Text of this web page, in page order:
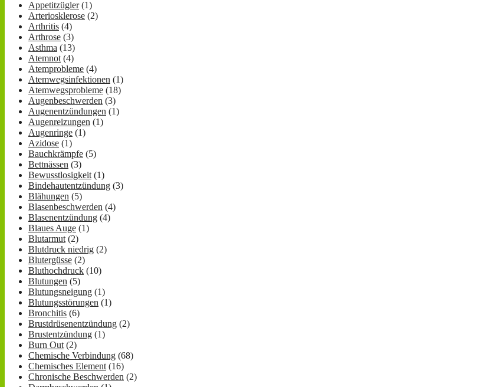
Appetitzügler(1)
Arteriosklerose (2)
Arthritis (4)
Arthrose (3)
Asthma (13)
Atemnot (4)
Atemprobleme (4)
Atemwegsinfektionen (1)
Atemwegsprobleme (18)
Augenbeschwerden (3)
Augenentzündungen (1)
Augenreizungen (1)
Augenringe (1)
Azidose (1)
Bauchkrämpfe (5)
Bettnässen (3)
Bewusstlosigkeit (1)
Bindehautentzündung (3)
Blähungen (5)
Blasenbeschwerden (4)
Blasenentzündung (4)
Blaues Auge (1)
Blutarmut (2)
Blutdruck niedrig (2)
Blutergüsse (2)
Bluthochdruck (10)
Blutungen (5)
Blutungsneigung (1)
Blutungsstörungen (1)
Bronchitis (6)
Brustdrüsenentzündung (2)
Brustentzündung (1)
Burn Out (2)
Chemische Verbindung (68)
Chemisches Element (16)
Chronische Beschwerden (2)